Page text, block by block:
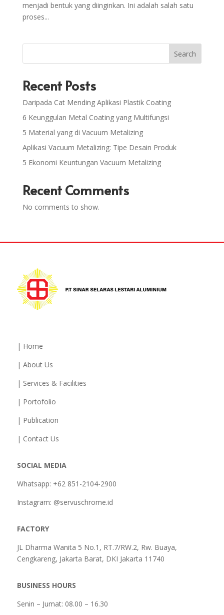
menjadi bentuk yang diinginkan. Ini adalah salah satu
proses...
Search
Recent Posts
Daripada Cat Mending Aplikasi Plastik Coating
6 Keunggulan Metal Coating yang Multifungsi
5 Material yang di Vacuum Metalizing
Aplikasi Vacuum Metalizing: Tipe Desain Produk
5 Ekonomi Keuntungan Vacuum Metalizing
Recent Comments
No comments to show.
| Home
| About Us
| Services & Facilities
| Portofolio
| Publication
| Contact Us
SOCIAL MEDIA
Whatsapp: +62 851-2104-2900
Instagram: @servuschrome.id
FACTORY
JL Dharma Wanita 5 No.1, RT.7/RW.2, Rw. Buaya,
Cengkareng, Jakarta Barat, DKI Jakarta 11740
BUSINESS HOURS
Senin – Jumat: 08.00 – 16.30